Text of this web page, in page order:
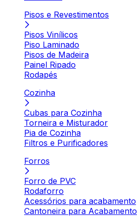
Pisos e Revestimentos
Pisos Vinílicos
Piso Laminado
Pisos de Madeira
Painel Ripado
Rodapés
Cozinha
Cubas para Cozinha
Torneira e Misturador
Pia de Cozinha
Filtros e Purificadores
Forros
Forro de PVC
Rodaforro
Acessórios para acabamento
Cantoneira para Acabamento